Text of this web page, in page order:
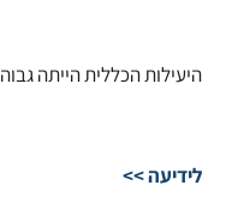
היעילות הכללית הייתה
לידיעה >>